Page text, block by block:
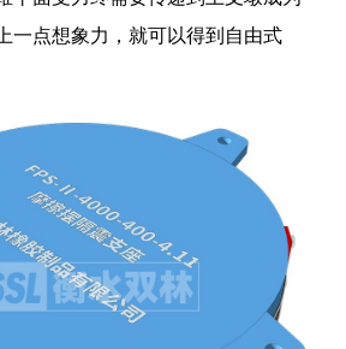
一点想象力，就可以得到自由式